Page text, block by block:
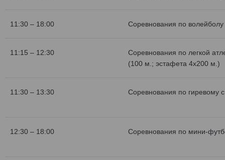
11:30 – 18:00 Соревнования по
11:15 – 12:30
Соревнования по легкой
(100 м.; эстафета 4х200 м.)
11:30 – 13:30 Соревнования по гиревому
12:30 – 18:00 Соревнования по мини-